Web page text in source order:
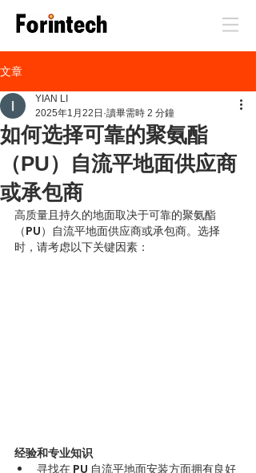
文章
如何选择可靠的聚氨酯
（PU）自流平地面供应商
或承包商
YIAN LI
2025年1月22日 讀畢需時 2 分鐘
高质量且持久的地面取决于可靠的聚氨酯
（PU）自流平地面供应商或承包商。选择
时，请考虑以下关键因素：
经验和专业知识
寻找在 PU 自流平地面安装方面拥有良好